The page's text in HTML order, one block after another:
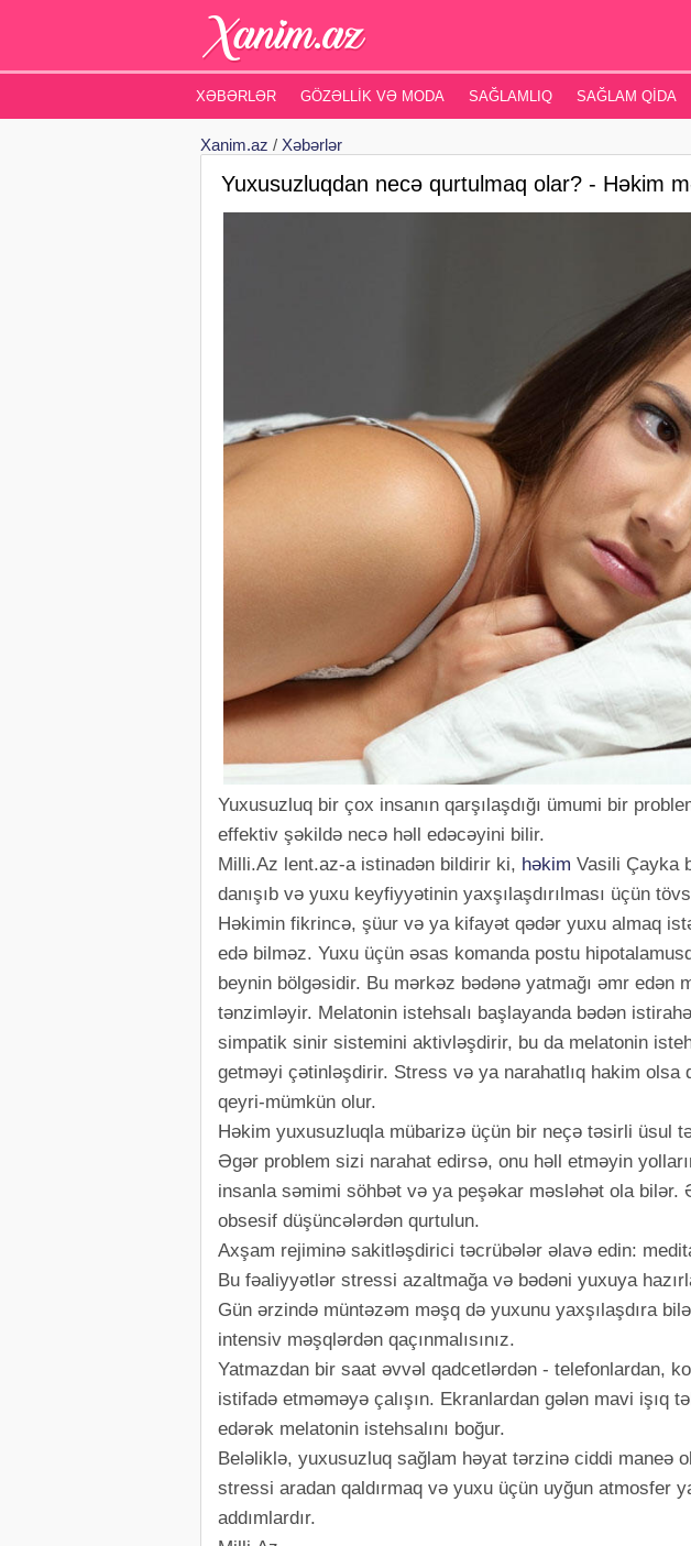
XƏBƏRLƏR GÖZƏLLIK VƏ MODA SAĞLAMLIQ SAĞLAM QIDA
Xanim.az / Xəbərlər
Yuxusuzluqdan necə qurtulmaq olar? - Həkim
Yuxusuzluq bir çox insanın qarşılaşdığı ümumi bir
effektiv şəkildə necə həll edəcəyini bilir.
Milli.Az lent.az-a istinadən bildirir ki, həkim Vasili Çayka
danışıb və yuxu keyfiyyətinin yaxşılaşdırılması üçün
Həkimin fikrincə, şüur ​​və ya kifayət qədər yuxu almaq
edə bilməz. Yuxu üçün əsas komanda postu
beynin bölgəsidir. Bu mərkəz bədənə yatmağı əmr edən
tənzimləyir. Melatonin istehsalı başlayanda bədən
simpatik sinir sistemini aktivləşdirir, bu da melatonin
getməyi çətinləşdirir. Stress və ya narahatlıq hakim
qeyri-mümkün olur.
Həkim yuxusuzluqla mübarizə üçün bir neçə təsirli üsul
Əgər problem sizi narahat edirsə, onu həll etməyin
insanla səmimi söhbət və ya peşəkar məsləhət ola
obsesif düşüncələrdən qurtulun.
Axşam rejiminə sakitləşdirici təcrübələr əlavə edin:
Bu fəaliyyətlər stressi azaltmağa və bədəni yuxuya
Gün ərzində müntəzəm məşq də yuxunu yaxşılaşdıra
intensiv məşqlərdən qaçınmalısınız.
Yatmazdan bir saat əvvəl qadcetlərdən - telefonlardan,
istifadə etməməyə çalışın. Ekranlardan gələn mavi işıq
edərək melatonin istehsalını boğur.
Beləliklə, yuxusuzluq sağlam həyat tərzinə ciddi maneə
stressi aradan qaldırmaq və yuxu üçün uyğun atmosfer
addımlardır.